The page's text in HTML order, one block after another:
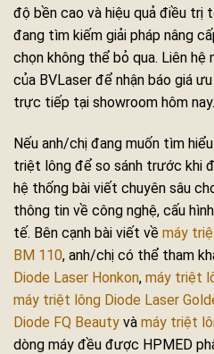
độ bền cao và hiệu quả điều trị
đang tìm kiếm giải pháp nâng
chọn không thể bỏ qua. Liên hệ
của BVLaser để nhận báo giá
trực tiếp tại showroom hôm nay.
Nếu anh/chị đang muốn tìm
triệt lông để so sánh trước khi
hệ thống bài viết chuyên sâu
thông tin về công nghệ, cấu
tế. Bên cạnh bài viết về máy
BM 110, anh/chị có thể tham
Diode Laser Honkon, máy triệt
máy triệt lông Diode Laser
Diode FQ Beauty và máy triệt
dòng máy đều được HPMED